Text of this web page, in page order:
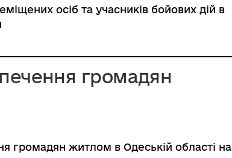
осіб та учасників бойових дій в
громадян
громадян житлом в Одеській області на